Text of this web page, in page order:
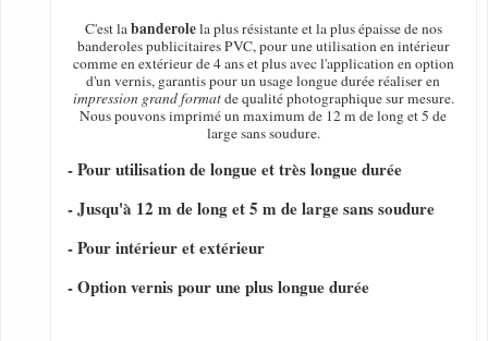
C'est labanderolela plus résistante et la plus épaisse de nos
banderoles publicitaires PVC, pour une utilisation en intérieur
comme en extérieur de 4 ans et plus avec l'application en option
d'un vernis, garantis pour un usage longue durée réaliser en
impression grand formatde qualité photographique sur mesure.
Nous pouvons imprimé un maximum de 12 m de long et 5 de
large sans soudure.
- Pour utilisation de longue et très longue durée
- Jusqu'à 12 m de long et 5 m de large sans soudure
- Pour intérieur et extérieur
- Option vernis pour une plus longue durée